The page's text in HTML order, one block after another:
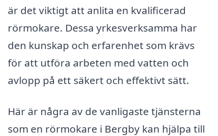
är det viktigt att anlita en kvalificerad
rörmokare. Dessa yrkesverksamma har
den kunskap och erfarenhet som krävs
för att utföra arbeten med vatten och
avlopp på ett säkert och effektivt sätt.
Här är några av de vanligaste tjänsterna
som en rörmokare i Bergby kan hjälpa till